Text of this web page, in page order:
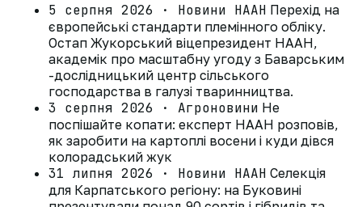
5 серпня 2026 · Новини НААН Перехід на
європейські стандарти племінного обліку.
Остап Жукорський віцепрезидент НААН,
академік про масштабну угоду з Баварським
-дослідницький центр сільського
господарства в галузі тваринництва.
3 серпня 2026 · Агроновини Не
поспішайте копати: експерт НААН розповів,
як заробити на картоплі восени і куди дівся
колорадський жук
31 липня 2026 · Новини НААН Селекція
для Карпатського регіону: на Буковині